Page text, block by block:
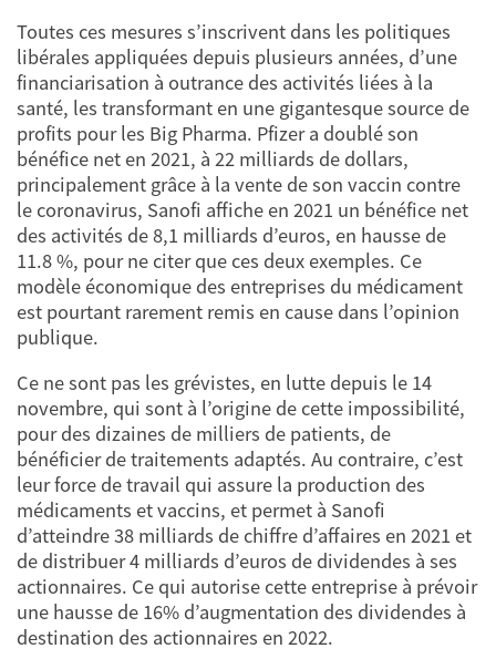
Toutes ces mesures s’inscrivent dans les politiques
libérales appliquées depuis plusieurs années, d’une
financiarisation à outrance des activités liées à la
santé, les transformant en une gigantesque source de
profits pour les Big Pharma. Pfizer a doublé son
bénéfice net en 2021, à 22 milliards de dollars,
principalement grâce à la vente de son vaccin contre
le coronavirus, Sanofi affiche en 2021 un bénéfice net
des activités de 8,1 milliards d’euros, en hausse de
11.8 %, pour ne citer que ces deux exemples. Ce
modèle économique des entreprises du médicament
est pourtant rarement remis en cause dans l’opinion
publique.
Ce ne sont pas les grévistes, en lutte depuis le 14
novembre, qui sont à l’origine de cette impossibilité,
pour des dizaines de milliers de patients, de
bénéficier de traitements adaptés. Au contraire, c’est
leur force de travail qui assure la production des
médicaments et vaccins, et permet à Sanofi
d’atteindre 38 milliards de chiffre d’affaires en 2021 et
de distribuer 4 milliards d’euros de dividendes à ses
actionnaires. Ce qui autorise cette entreprise à prévoir
une hausse de 16% d’augmentation des dividendes à
destination des actionnaires en 2022.